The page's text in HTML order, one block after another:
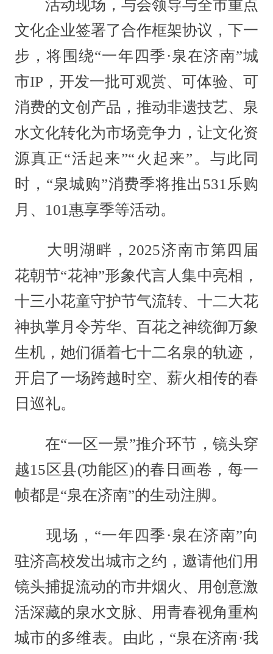
活动现场，与会领导与全市重点
文化企业签署了合作框架协议，下一
步，将围绕“一年四季·泉在济南”城
市IP，开发一批可观赏、可体验、可
消费的文创产品，推动非遗技艺、泉
水文化转化为市场竞争力，让文化资
源真正“活起来”“火起来”。与此同
时，“泉城购”消费季将推出531乐购
月、101惠享季等活动。
大明湖畔，2025济南市第四届
花朝节“花神”形象代言人集中亮相，
十三小花童守护节气流转、十二大花
神执掌月令芳华、百花之神统御万象
生机，她们循着七十二名泉的轨迹，
开启了一场跨越时空、薪火相传的春
日巡礼。
在“一区一景”推介环节，镜头穿
越15区县(功能区)的春日画卷，每一
帧都是“泉在济南”的生动注脚。
现场，“一年四季·泉在济南”向
驻济高校发出城市之约，邀请他们用
镜头捕捉流动的市井烟火、用创意激
活深藏的泉水文脉、用青春视角重构
城市的多维表。由此，“泉在济南·我